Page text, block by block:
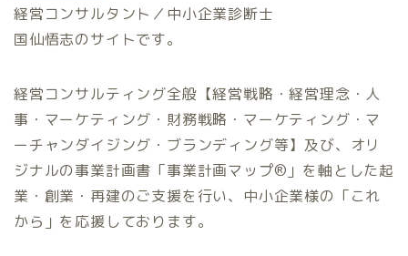
経営コンサルタント／中小企業診断士
国仙悟志のサイトです。
経営コンサルティング全般【経営戦略・経営理念・人
事・マーケティング・財務戦略・マーケティング・マ
ーチャンダイジング・ブランディング等】及び、オリ
ジナルの事業計画書「事業計画マップ®️」を軸とした起
業・創業・再建のご支援を行い、中小企業様の「これ
から」を応援しております。